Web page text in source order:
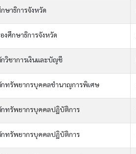
ษาธิการจังหวัด
งศึกษาธิการจังหวัด
วิชาการเงินและบัญชี
ทรัพยากรบุคคลชำนาญการพิเศษ
ทรัพยากรบุคคลปฏิบัติการ
ทรัพยากรบุคคลปฏิบัติการ